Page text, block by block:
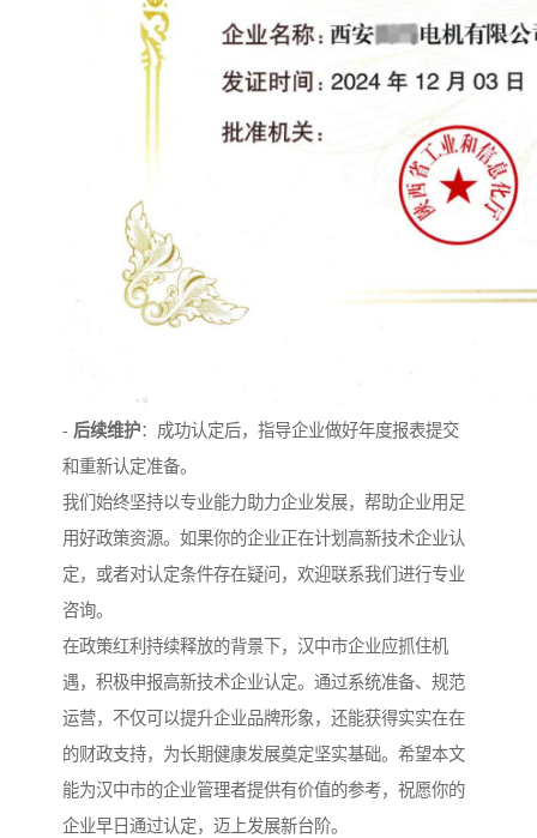
- 后续维护：成功认定后，指导企业做好年度报表提交
和重新认定准备。
我们始终坚持以专业能力助力企业发展，帮助企业用足
用好政策资源。如果你的企业正在计划高新技术企业认
定，或者对认定条件存在疑问，欢迎联系我们进行专业
咨询。
在政策红利持续释放的背景下，汉中市企业应抓住机
遇，积极申报高新技术企业认定。通过系统准备、规范
运营，不仅可以提升企业品牌形象，还能获得实实在在
的财政支持，为长期健康发展奠定坚实基础。希望本文
能为汉中市的企业管理者提供有价值的参考，祝愿你的
企业早日通过认定，迈上发展新台阶。